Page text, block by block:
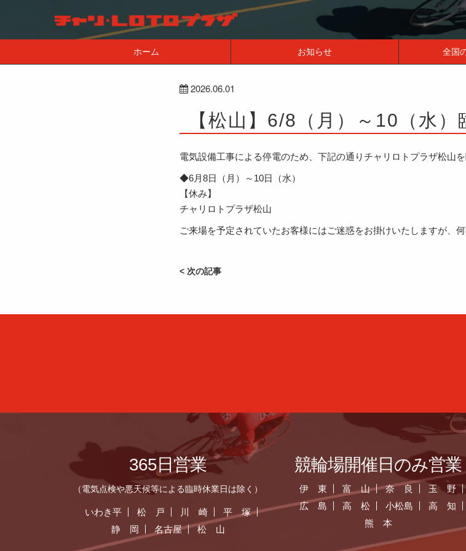
ホーム お知らせ 全国
2026.06.01
【松山】6/8（月）～10（水
電気設備工事による停電のため、下記の通りチャリロトプラザ松山を
◆6月8日（月）～10日（水）
【休み】
チャリロトプラザ松山
ご来場を予定されていたお客様にはご迷惑をお掛けいたしますが、
< 次の記事
365日営業
（電気点検や悪天候等による臨時休業日は除く）
いわき平 松 戸 川 崎
平 塚
静 岡
名古屋 松 山
競輪場開催日のみ営業
伊 東 富 山 奈 良
玉 野
広 島
高 松 小松島
高 知
熊 本